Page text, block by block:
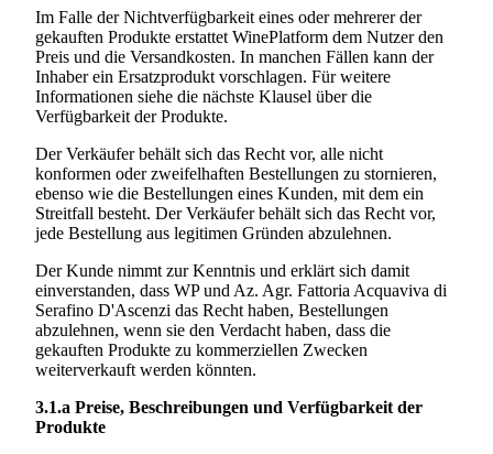
Im Falle der Nichtverfügbarkeit eines oder mehrerer der
gekauften Produkte erstattet WinePlatform dem Nutzer den
Preis und die Versandkosten. In manchen Fällen kann der
Inhaber ein Ersatzprodukt vorschlagen. Für weitere
Informationen siehe die nächste Klausel über die
Verfügbarkeit der Produkte.
Der Verkäufer behält sich das Recht vor, alle nicht
konformen oder zweifelhaften Bestellungen zu stornieren,
ebenso wie die Bestellungen eines Kunden, mit dem ein
Streitfall besteht. Der Verkäufer behält sich das Recht vor,
jede Bestellung aus legitimen Gründen abzulehnen.
Der Kunde nimmt zur Kenntnis und erklärt sich damit
einverstanden, dass WP und Az. Agr. Fattoria Acquaviva di
Serafino D'Ascenzi das Recht haben, Bestellungen
abzulehnen, wenn sie den Verdacht haben, dass die
gekauften Produkte zu kommerziellen Zwecken
weiterverkauft werden könnten.
3.1.a Preise, Beschreibungen und Verfügbarkeit der
Produkte